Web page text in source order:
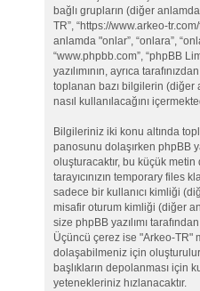
bağlı grupların (diğer anlamda
TR”, “https://www.arkeo-
anlamda "onlar”, “onlara”,
“www.phpbb.com”, “phpBB
yazılımının, ayrıca
toplanan bazı bilgilerin (diğer
nasıl kullanılacağını
Bilgileriniz iki konu altında
panosunu dolaşırken phpBB
oluşturacaktır, bu küçük metin
tarayıcınızın temporary files
sadece bir kullanıcı kimliği
misafir oturum kimliği (diğer
size phpBB yazılımı
Üçüncü çerez ise "Arkeo-TR"
dolaşabilmeniz için
başlıkların depolanması için
yetenekleriniz hızlanacaktır.